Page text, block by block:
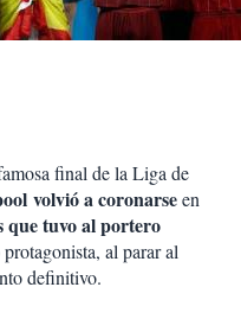
final de la Liga de
volvió a coronarseen
que tuvo al portero
al parar al
definitivo.